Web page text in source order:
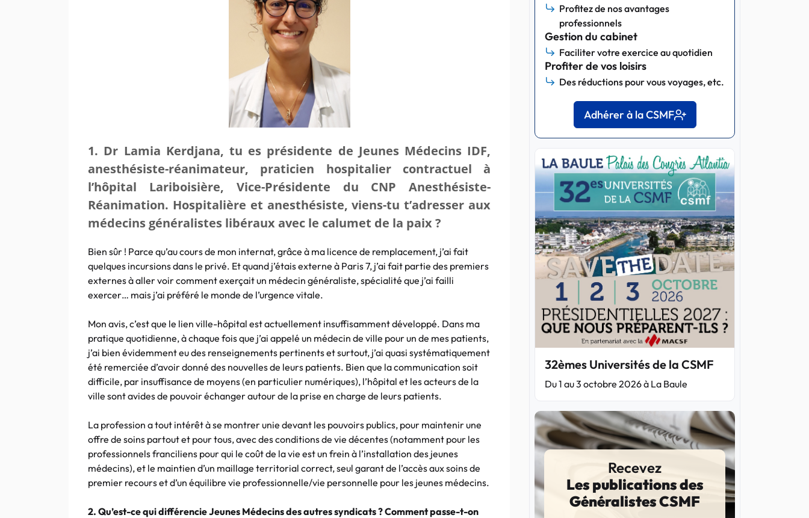
1. Dr Lamia Kerdjana, tu es présidente de Jeunes Médecins IDF,
anesthésiste-réanimateur, praticien hospitalier contractuel à
l’hôpital Lariboisière, Vice-Présidente du CNP Anesthésiste-
Réanimation. Hospitalière et anesthésiste, viens-tu t’adresser aux
médecins généralistes libéraux avec le calumet de la paix ?
Bien sûr ! Parce qu’au cours de mon internat, grâce à ma licence de remplacement, j’ai fait
quelques incursions dans le privé. Et quand j’étais externe à Paris 7, j’ai fait partie des premiers
externes à aller voir comment exerçait un médecin généraliste, spécialité que j’ai failli
exercer… mais j’ai préféré le monde de l’urgence vitale.
Mon avis, c’est que le lien ville-hôpital est actuellement insuffisamment développé. Dans ma
pratique quotidienne, à chaque fois que j’ai appelé un médecin de ville pour un de mes patients,
j’ai bien évidemment eu des renseignements pertinents et surtout, j’ai quasi systématiquement
été remerciée d’avoir donné des nouvelles de leurs patients. Bien que la communication soit
difficile, par insuffisance de moyens (en particulier numériques), l’hôpital et les acteurs de la
ville sont avides de pouvoir échanger autour de la prise en charge de leurs patients.
La profession a tout intérêt à se montrer unie devant les pouvoirs publics, pour maintenir une
offre de soins partout et pour tous, avec des conditions de vie décentes (notamment pour les
professionnels franciliens pour qui le coût de la vie est un frein à l’installation des jeunes
médecins), et le maintien d’un maillage territorial correct, seul garant de l’accès aux soins de
premier recours et d’un équilibre vie professionnelle/vie personnelle pour les jeunes médecins.
2. Qu’est-ce qui différencie Jeunes Médecins des autres syndicats ? Comment passe-t-on
Profitez de nos avantages
professionnels
Gestion du cabinet
Faciliter votre exercice au quotidien
Profiter de vos loisirs
Des réductions pour vous voyages, etc.
Adhérer à la CSMF
32èmes Universités de la CSMF
Du 1 au 3 octobre 2026 à La Baule
Recevez
Les publications des
Généralistes CSMF